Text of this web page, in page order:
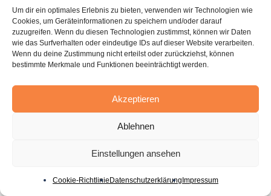
Um dir ein optimales Erlebnis zu bieten, verwenden wir Technologien wie
Cookies, um Geräteinformationen zu speichern und/oder darauf
zuzugreifen. Wenn du diesen Technologien zustimmst, können wir Daten
wie das Surfverhalten oder eindeutige IDs auf dieser Website verarbeiten.
Wenn du deine Zustimmung nicht erteilst oder zurückziehst, können
bestimmte Merkmale und Funktionen beeinträchtigt werden.
Akzeptieren
Ablehnen
Einstellungen ansehen
Cookie-Richtlinie Datenschutzerklärung Impressum
EineBadezimmerrenovierungbietet zahlreiche
Möglichkeiten, den Raum zu modernisieren und an
individuelle Bedürfnisse anzupassen. Ob Sie eine
Veränderungen einen neuen Look schaffen möchten – mit
den richtigen Tipps für dieBadezimmerrenovierung
smarte Technologien und moderne Gestaltungselemente
verwandeln.